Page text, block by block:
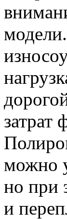
затрат
можно
но при
и